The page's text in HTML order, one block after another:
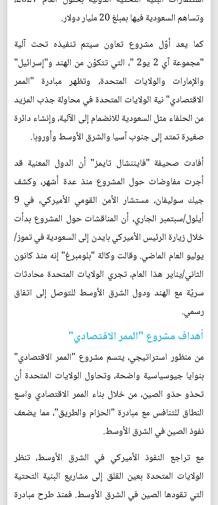
وتساهم السعودية فيها بمبلغ 20 مليار دولار.
كما يعد أوّل مشروع تعاون سيتم تنفيذه تحت آلية
"مجموعة آي 2 يو2 "، التي تتكوّن من الهند و"إسرائيل"
والإمارات والولايات المتحدة، وتظهر مبادرة "الممر
الاقتصادي" نية الولايات المتحدة في محاولة جذب المزيد
من الحلفاء مثل السعودية للانضمام إلى الآلية، وإنشاء دائرة
صغيرة تمتد إلى جنوب آسيا والشرق الأوسط وأوروبا.
أفادت صحيفة "فايننشال تايمز" أن الدول المعنية قد
أجرت مفاوضات حول المشروع منذ عدة أشهر، وكشف
جيك سوليفان، مستشار الأمن القومي الأميركي، في 9
أيلول/سبتمبر الجاري، أن المناقشات حول المشروع بدأت
خلال زيارة الرئيس الأميركي بايدن إلى السعودية في تموز/
يوليو العام الماضي. وقالت وكالة "بلومبرغ" إنه منذ كانون
الثاني/يناير هذا العام، تجري الولايات المتحدة محادثات
سريّة مع الهند ودول الشرق الأوسط للتوصل إلى اتفاق
رسمي.
أهداف مشروع "الممر الاقتصادي"
من منظور استراتيجي، يتسم مشروع "الممر الاقتصادي"
بنوايا جيوسياسية واضحة، وتحاول الولايات المتحدة أن
تحذو حذو الصين، من خلال بناء الممر الاقتصادي واسع
النطاق للتنافس مع مبادرة "الحزام والطريق"، مما يضعف
نفوذ الصين في الشرق الأوسط.
مع تراجع النفوذ الأميركي في الشرق الأوسط، تنظر
الولايات المتحدة بعين القلق إلى مشاريع البنية التحتية
التي تقودها الصين في الشرق الأوسط. فمنذ طرح مبادرة